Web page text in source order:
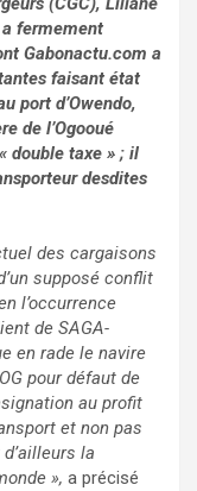
a fermement
Gabonactu.com a
faisant état
port d’Owendo,
de l’Ogooué
double taxe » ; il
desdites
des cargaisons
supposé conflit
l’occurrence
de SAGA-
en rade le navire
pour défaut de
au profit
et non pas
la
», a précisé